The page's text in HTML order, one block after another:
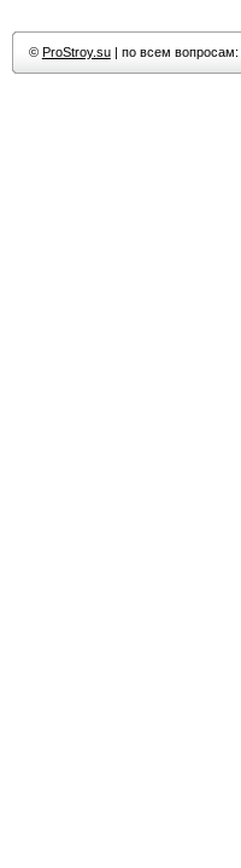
© ProStroy.su| по всем вопросам: